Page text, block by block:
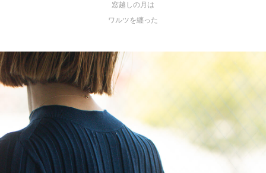
窓越しの月は
ワルツを纏った